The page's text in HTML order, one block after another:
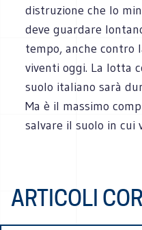
distruzione che lo
deve guardare
tempo, anche contro
viventi oggi. La lotta
suolo italiano sarà
Ma è il massimo
salvare il suolo in cui
ARTICOLI